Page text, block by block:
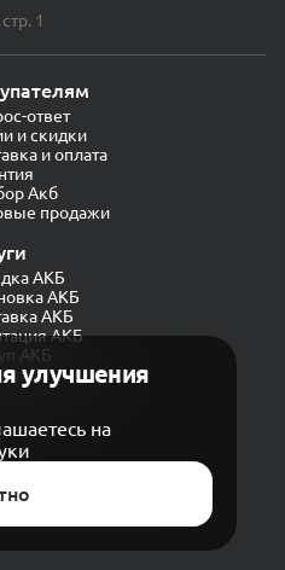
улучшения
на
1
ответ
и скидки
и оплата
Акб
продажи
АКБ
АКБ
АКБ
АКБ
АКБ
генератора